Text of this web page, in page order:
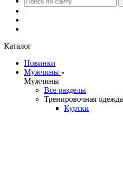
Каталог
Новинки
Мужчины
Мужчины
Все разделы
Тренировочная одежда
Куртки